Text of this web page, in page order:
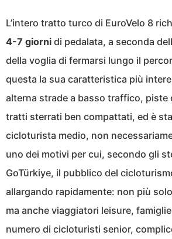
L’intero tratto turco di EuroVelo 8
4-7 giorni di pedalata, a seconda
della voglia di fermarsi lungo il
questa la sua caratteristica più
alterna strade a basso traffico, piste
tratti sterrati ben compattati, ed è
cicloturista medio, non
uno dei motivi per cui, secondo gli
GoTürkiye, il pubblico del
allargando rapidamente: non più
ma anche viaggiatori leisure,
numero di cicloturisti senior,